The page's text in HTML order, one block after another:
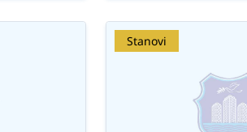
Stanovi